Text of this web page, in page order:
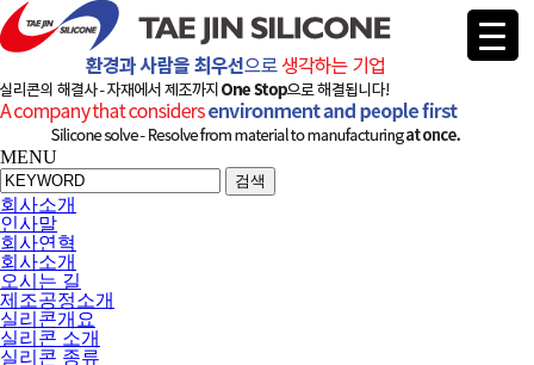
MENU
검색
회사소개
인사말
회사연혁
회사소개
오시는 길
제조공정소개
실리콘개요
실리콘 소개
실리콘 종류